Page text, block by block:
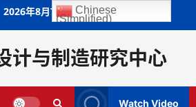
2026年8月7日
计与制造研究中心
Watch Video
Chinese
(Simplified)